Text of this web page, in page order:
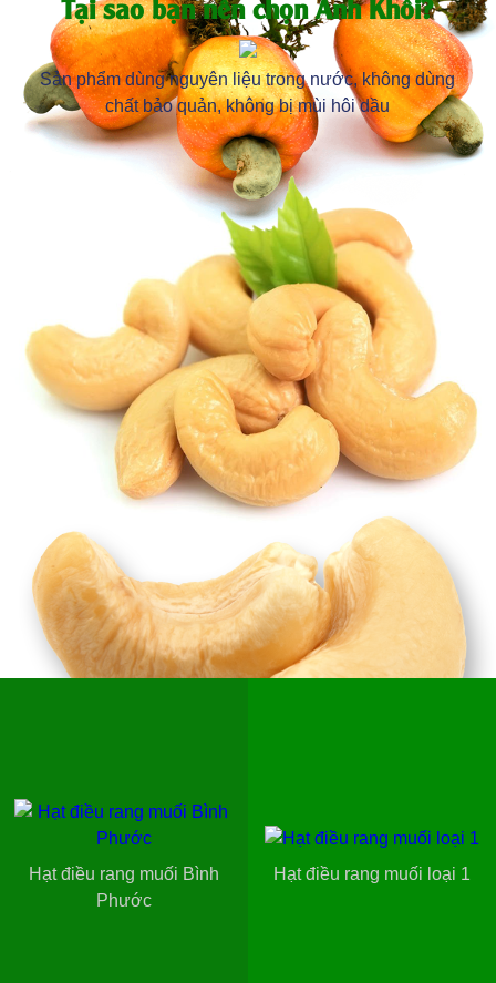
Tại sao bạn nên chọn Anh Khôi?
Sản phẩm dùng nguyên liệu trong nước, không dùng
chất bảo quản, không bị mùi hôi dầu
Hạt điều rang muối Bình
Phước
Hạt điều rang muối loại 1